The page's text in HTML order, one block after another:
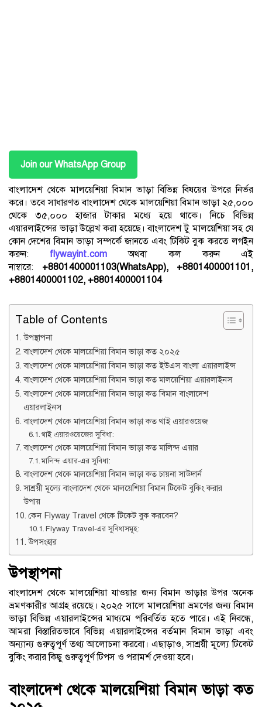
Join our WhatsApp Group
বাংলাদেশ থেকে মালয়েশিয়া বিমান ভাড়া বিভিন্ন বিষয়ের উপরে নির্ভর
করে। তবে সাধারণত বাংলাদেশ থেকে মালয়েশিয়া বিমান ভাড়া ২৫,০০০
থেকে ৩৫,০০০ হাজার টাকার মধ্যে হয়ে থাকে। নিচে বিভিন্ন
এয়ারলাইন্সের ভাড়া উল্লেখ করা হয়েছে। বাংলাদেশ টু মালয়েশিয়া সহ যে
কোন দেশের বিমান ভাড়া সম্পর্কে জানতে এবং টিকিট বুক করতে লগইন
করুন: flywayint.com অথবা কল করুন এই
নাম্বারে: +8801400001103(WhatsApp), +8801400001101,
+8801400001102, +8801400001104
Table of Contents
উপস্থাপনা
বাংলাদেশ থেকে মালয়েশিয়া বিমান ভাড়া কত ২০২৫
বাংলাদেশ থেকে মালয়েশিয়া বিমান ভাড়া কত ইউএস বাংলা এয়ারলাইন্স
বাংলাদেশ থেকে মালয়েশিয়া বিমান ভাড়া কত মালয়েশিয়া এয়ারলাইনস
বাংলাদেশ থেকে মালয়েশিয়া বিমান ভাড়া কত বিমান বাংলাদেশ
এয়ারলাইনস
বাংলাদেশ থেকে মালয়েশিয়া বিমান ভাড়া কত থাই এয়ারওয়েজ
থাই এয়ারওয়েজের সুবিধা:
বাংলাদেশ থেকে মালয়েশিয়া বিমান ভাড়া কত মালিন্দ এয়ার
মালিন্দ এয়ার-এর সুবিধা:
বাংলাদেশ থেকে মালয়েশিয়া বিমান ভাড়া কত চায়না সাউদার্ন
সাশ্রয়ী মূল্যে বাংলাদেশ থেকে মালয়েশিয়া বিমান টিকেট বুকিং করার
উপায়
কেন Flyway Travel থেকে টিকেট বুক করবেন?
Flyway Travel-এর সুবিধাসমূহ:
উপসংহার
উপস্থাপনা
বাংলাদেশ থেকে মালয়েশিয়া যাওয়ার জন্য বিমান ভাড়ার উপর অনেক
ভ্রমণকারীর আগ্রহ রয়েছে। ২০২৫ সালে মালয়েশিয়া ভ্রমণের জন্য বিমান
ভাড়া বিভিন্ন এয়ারলাইন্সের মাধ্যমে পরিবর্তিত হতে পারে। এই নিবন্ধে,
আমরা বিস্তারিতভাবে বিভিন্ন এয়ারলাইন্সের বর্তমান বিমান ভাড়া এবং
অন্যান্য গুরুত্বপূর্ণ তথ্য আলোচনা করবো। এছাড়াও, সাশ্রয়ী মূল্যে টিকেট
বুকিং করার কিছু গুরুত্বপূর্ণ টিপস ও পরামর্শ দেওয়া হবে।
বাংলাদেশ থেকে মালয়েশিয়া বিমান ভাড়া কত